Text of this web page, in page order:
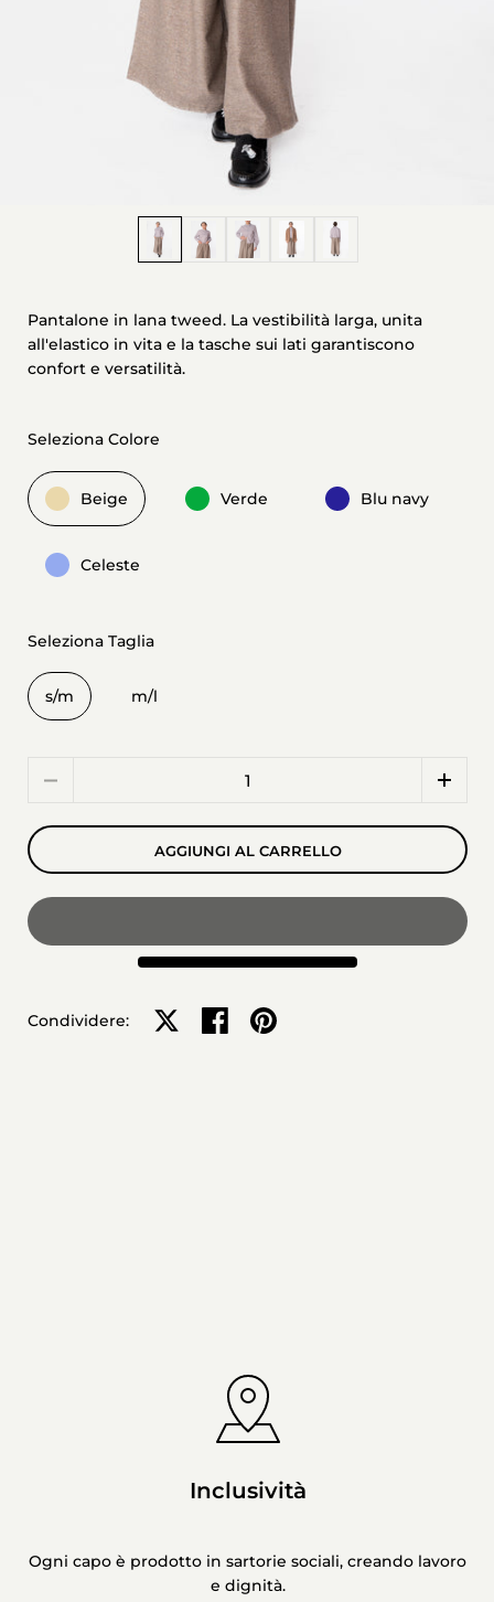
Mostra diapositiva 1
Mostra diapositiva 2
Mostra diapositiva 3
Mostra diapositiva 4
Mostra diapositiva 5
Pantalone in lana tweed. La vestibilità larga, unita
all'elastico in vita e la tasche sui lati garantiscono
confort e versatilità.
Seleziona Colore
Beige Verde Blu navy
Celeste
Seleziona Taglia
s/m m/l
AGGIUNGI AL CARRELLO
Condividere: Condividi su XCondividi su Facebook
Condividi su Pinterest
Inclusività
Ogni capo è prodotto in sartorie sociali, creando lavoro
e dignità.